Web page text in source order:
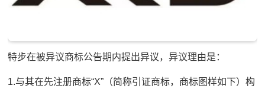
特步在被异议商标公告期内提出异议，异议理由是：
1.与其在先注册商标“X”（简称引证商标，商标图样如下）构